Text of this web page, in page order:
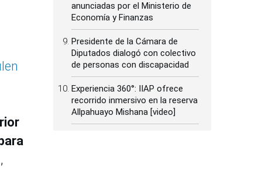
anunciadas por el Ministerio de
Economía y Finanzas
Presidente de la Cámara de
Diputados dialogó con colectivo
de personas con discapacidad
Experiencia 360°: IIAP ofrece
recorrido inmersivo en la reserva
Allpahuayo Mishana [video]